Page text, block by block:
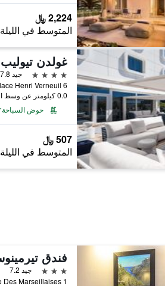
2,224 ﷼
المتوسط في الليلة
4 نجوم
جيد 7.8
0.0 كيلومتر عن وسط المدينة
حوض السباحة
507 ﷼
المتوسط في الليلة
3 نجوم
جيد 7.2